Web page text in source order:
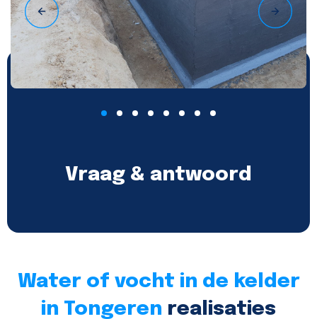
Vraag & antwoord
Water of vocht in de kelder
in Tongeren realisaties